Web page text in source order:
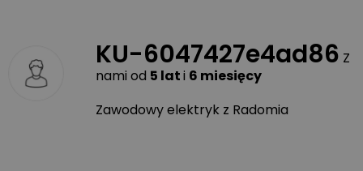
KU-6047427e4ad86 Z
nami od 5 lati 6 miesięcy
Zawodowy elektryk z Radomia